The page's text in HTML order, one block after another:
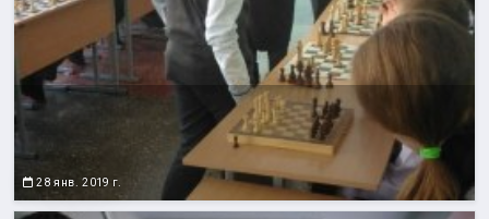
28 янв. 2019 г.